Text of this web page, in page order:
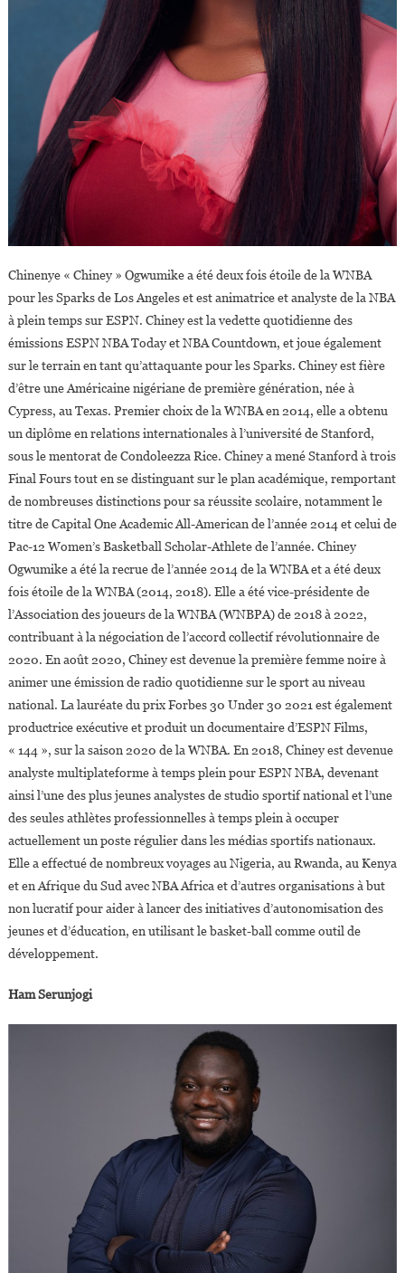
Chinenye « Chiney » Ogwumike a été deux fois étoile de la WNBA
pour les Sparks de Los Angeles et est animatrice et analyste de la NBA
à plein temps sur ESPN. Chiney est la vedette quotidienne des
émissions ESPN NBA Today et NBA Countdown, et joue également
sur le terrain en tant qu’attaquante pour les Sparks. Chiney est fière
d’être une Américaine nigériane de première génération, née à
Cypress, au Texas. Premier choix de la WNBA en 2014, elle a obtenu
un diplôme en relations internationales à l’université de Stanford,
sous le mentorat de Condoleezza Rice. Chiney a mené Stanford à trois
Final Fours tout en se distinguant sur le plan académique, remportant
de nombreuses distinctions pour sa réussite scolaire, notamment le
titre de Capital One Academic All-American de l’année 2014 et celui de
Pac-12 Women’s Basketball Scholar-Athlete de l’année. Chiney
Ogwumike a été la recrue de l’année 2014 de la WNBA et a été deux
fois étoile de la WNBA (2014, 2018). Elle a été vice-présidente de
l’Association des joueurs de la WNBA (WNBPA) de 2018 à 2022,
contribuant à la négociation de l’accord collectif révolutionnaire de
2020. En août 2020, Chiney est devenue la première femme noire à
animer une émission de radio quotidienne sur le sport au niveau
national. La lauréate du prix Forbes 30 Under 30 2021 est également
productrice exécutive et produit un documentaire d’ESPN Films,
« 144 », sur la saison 2020 de la WNBA. En 2018, Chiney est devenue
analyste multiplateforme à temps plein pour ESPN NBA, devenant
ainsi l’une des plus jeunes analystes de studio sportif national et l’une
des seules athlètes professionnelles à temps plein à occuper
actuellement un poste régulier dans les médias sportifs nationaux.
Elle a effectué de nombreux voyages au Nigeria, au Rwanda, au Kenya
et en Afrique du Sud avec NBA Africa et d’autres organisations à but
non lucratif pour aider à lancer des initiatives d’autonomisation des
jeunes et d’éducation, en utilisant le basket-ball comme outil de
développement.
Ham Serunjogi